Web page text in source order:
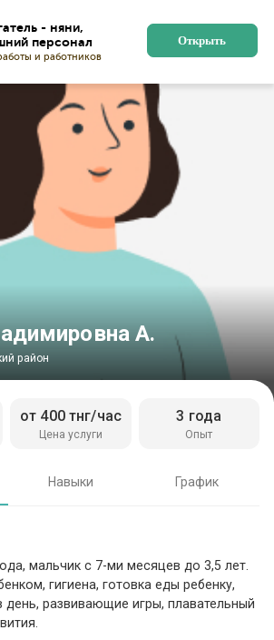
- няни,
Поиск работы и работников
Открыть
А.
район
Цена услуги
от 400 тнг/час
Опыт
3 года
Навыки График
мальчик с 7-ми месяцев до 3,5 лет.
гигиена, готовка еды ребенку,
день, развивающие игры, плавательный